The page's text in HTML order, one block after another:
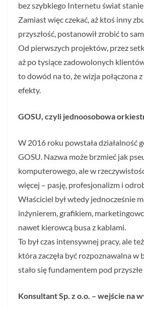
bez szybkiego Internetu świat
Zamiast więc czekać, aż ktoś inny
przyszłość, postanowił zrobić to
Od pierwszych projektów, przez
aż po tysiące zadowolonych
to dowód na to, że wizja połączona
efekty.
GOSU, czyli jednoosobowa
W 2016 roku powstała działalność
GOSU. Nazwa może brzmieć jak
komputerowego, ale w
więcej – pasję, profesjonalizm i
Właściciel był wtedy jednocześnie
inżynierem, grafikiem,
nawet kierowcą busa z kablami.
To był czas intensywnej pracy, ale
która zaczęła być rozpoznawalna w
stało się fundamentem pod przyszłe
Konsultant Sp. z o.o. – wejście na